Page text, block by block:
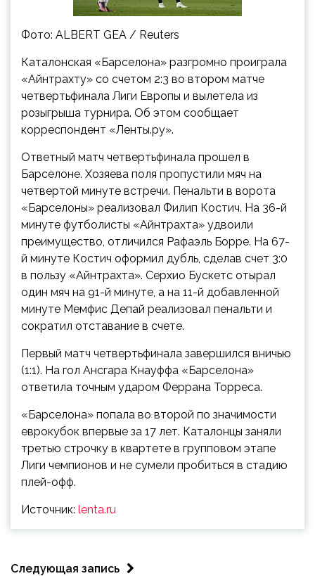
Фото: ALBERT GEA / Reuters
Каталонская «Барселона» разгромно проиграла
«Айнтрахту» со счетом 2:3 во втором матче
четвертьфинала Лиги Европы и вылетела из
розыгрыша турнира. Об этом сообщает
корреспондент «Ленты.ру».
Ответный матч четвертьфинала прошел в
Барселоне. Хозяева поля пропустили мяч на
четвертой минуте встречи. Пенальти в ворота
«Барселоны» реализовал Филип Костич. На 36-й
минуте футболисты «Айнтрахта» удвоили
преимущество, отличился Рафаэль Борре. На 67-
й минуте Костич оформил дубль, сделав счет 3:0
в пользу «Айнтрахта». Серхио Бускетс отырал
один мяч на 91-й минуте, а на 11-й добавленной
минуте Мемфис Депай реализовал пенальти и
сократил отставание в счете.
Первый матч четвертьфинала завершился вничью
(1:1). На гол Ансгара Кнауффа «Барселона»
ответила точным ударом Феррана Торреса.
«Барселона» попала во второй по значимости
еврокубок впервые за 17 лет. Каталонцы заняли
третью строчку в квартете в групповом этапе
Лиги чемпионов и не сумели пробиться в стадию
плей-офф.
Источник: lenta.ru
Следующая запись